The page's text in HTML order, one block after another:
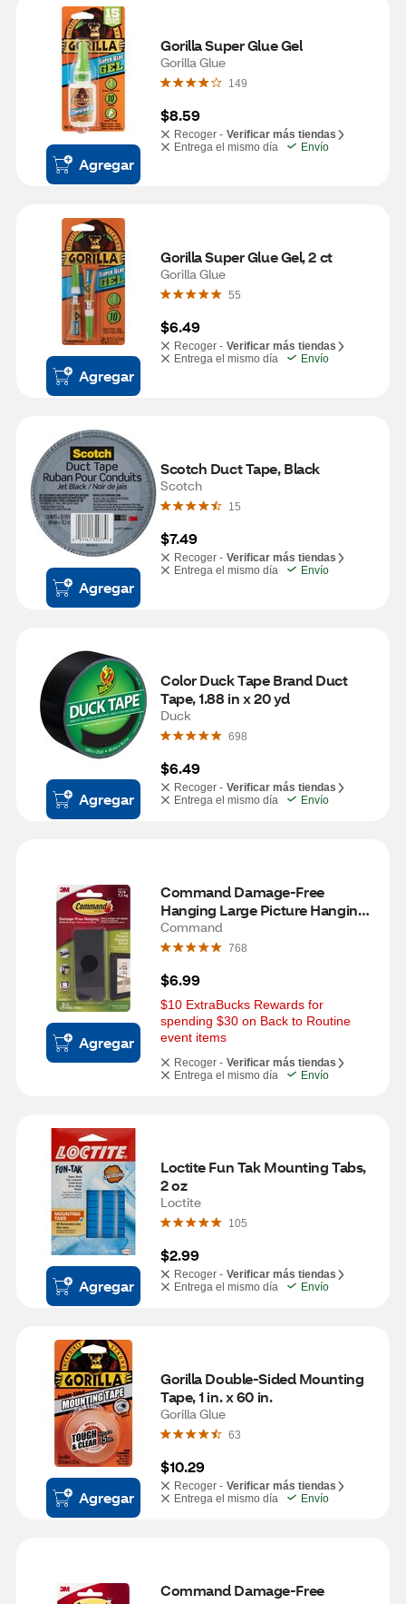
Agregar
Gorilla Super Glue Gel
Gorilla Glue
149
$8.59
Recoger - Verificar más tiendas
Entrega el mismo día
Envío
Agregar
Gorilla Super Glue Gel, 2 ct
Gorilla Glue
55
$6.49
Recoger - Verificar más tiendas
Entrega el mismo día
Envío
Agregar
Scotch Duct Tape, Black
Scotch
15
$7.49
Recoger - Verificar más tiendas
Entrega el mismo día
Envío
Agregar
Color Duck Tape Brand Duct
Tape, 1.88 in x 20 yd
Duck
698
$6.49
Recoger - Verificar más tiendas
Entrega el mismo día
Envío
Agregar
Command Damage-Free
Hanging Large Picture Hanging
Strips, 4 ct
Command
768
$6.99
$10 ExtraBucks Rewards for
spending $30 on Back to Routine
event items
Recoger - Verificar más tiendas
Entrega el mismo día
Envío
Agregar
Loctite Fun Tak Mounting Tabs,
2 oz
Loctite
105
$2.99
Recoger - Verificar más tiendas
Entrega el mismo día
Envío
Agregar
Gorilla Double-Sided Mounting
Tape, 1 in. x 60 in.
Gorilla Glue
63
$10.29
Recoger - Verificar más tiendas
Entrega el mismo día
Envío
Command Damage-Free